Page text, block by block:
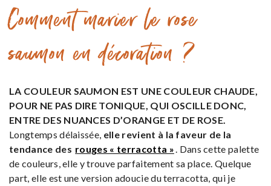
Comment marier le rose
saumon en décoration ?
LA COULEUR SAUMON EST UNE COULEUR CHAUDE,
POUR NE PAS DIRE TONIQUE, QUI OSCILLE DONC,
ENTRE DES NUANCES D’ORANGE ET DE ROSE.
Longtemps délaissée, elle revient à la faveur de la
tendance des rouges « terracotta ». Dans cette palette
de couleurs, elle y trouve parfaitement sa place. Quelque
part, elle est une version adoucie du terracotta, qui je